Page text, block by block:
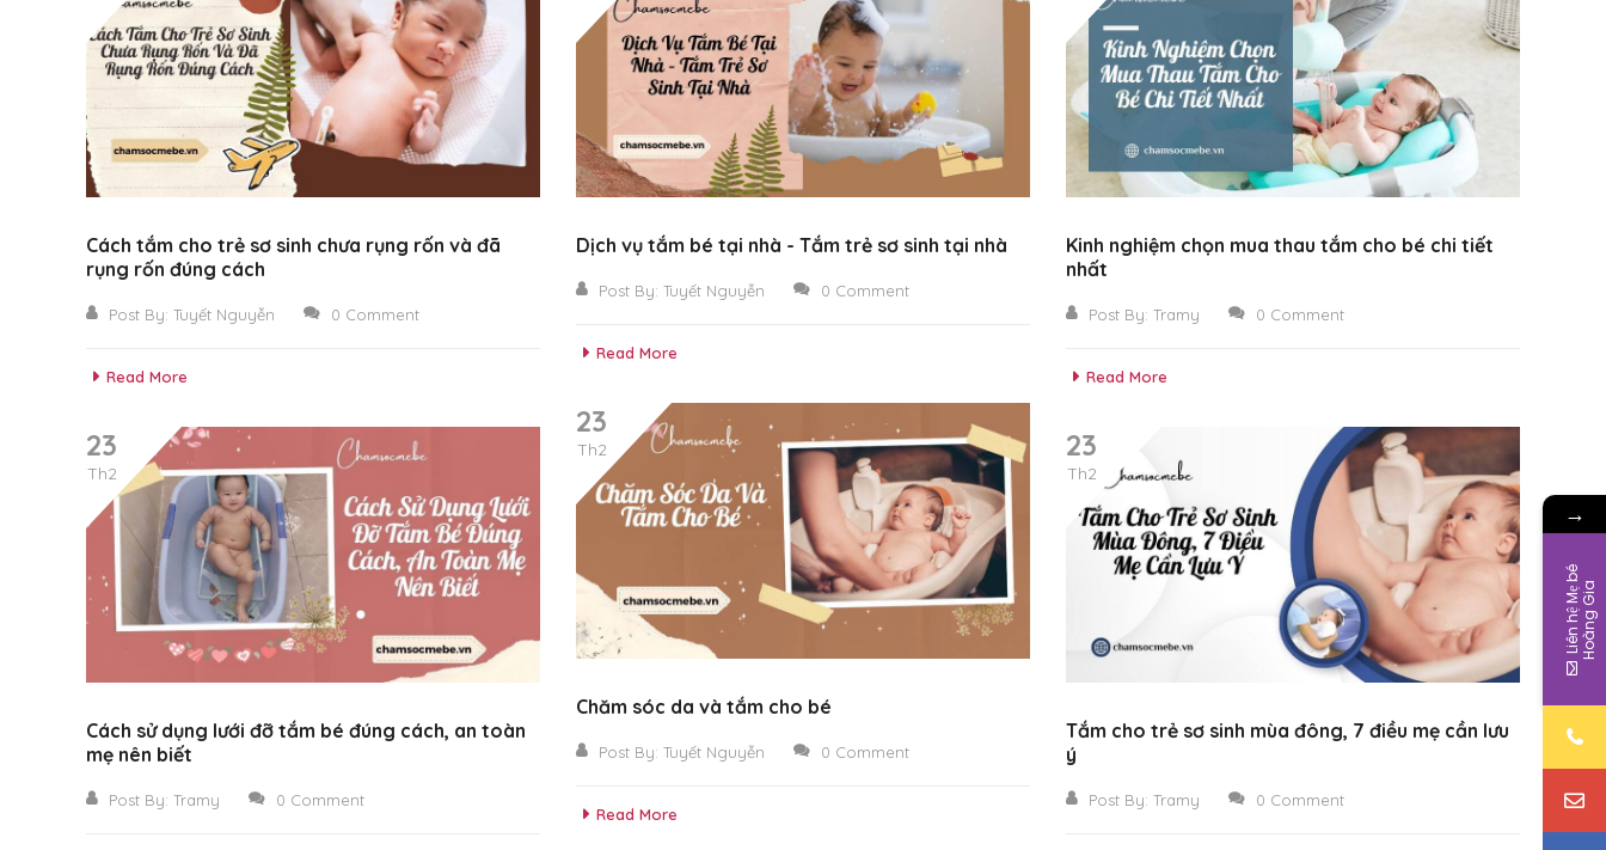
Cách tắm cho trẻ sơ sinh chưa rụng rốn và đã
rụng rốn đúng cách
Post By: Tuyết Nguyễn 0 Comment
Read More
Dịch vụ tắm bé tại nhà - Tắm trẻ sơ sinh tại nhà
Post By: Tuyết Nguyễn 0 Comment
Read More
Kinh nghiệm chọn mua thau tắm cho bé chi tiết
nhất
Post By: Tramy 0 Comment
Read More
23
Th2
Chăm sóc da và tắm cho bé
Post By: Tuyết Nguyễn 0 Comment
Read More
23
Th2
Cách sử dụng lưới đỡ tắm bé đúng cách, an toàn
mẹ nên biết
Post By: Tramy 0 Comment
23
Th2
Tắm cho trẻ sơ sinh mùa đông, 7 điều mẹ cần lưu
ý
Post By: Tramy 0 Comment
→
L
i
ê
n
h
ệ
M
ẹ
b
é
H
o
à
n
g
G
ia